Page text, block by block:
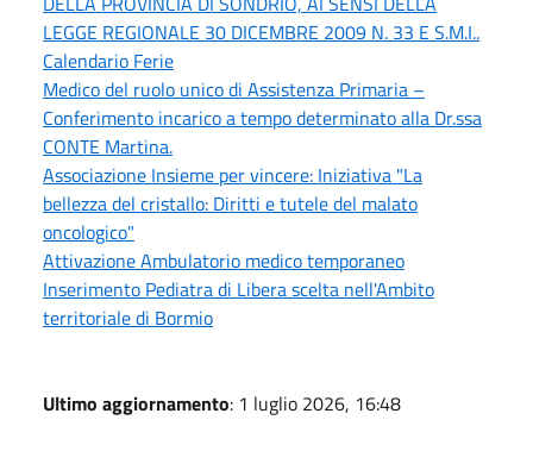
LEGGE REGIONALE 30 DICEMBRE 2009 N. 33 E S.M.I..
Calendario Ferie
Medico del ruolo unico di Assistenza Primaria –
Conferimento incarico a tempo determinato alla Dr.ssa
CONTE Martina.
Associazione Insieme per vincere: Iniziativa "La
bellezza del cristallo: Diritti e tutele del malato
oncologico"
Attivazione Ambulatorio medico temporaneo
Inserimento Pediatra di Libera scelta nell'Ambito
territoriale di Bormio
Ultimo aggiornamento: 1 luglio 2026, 16:48